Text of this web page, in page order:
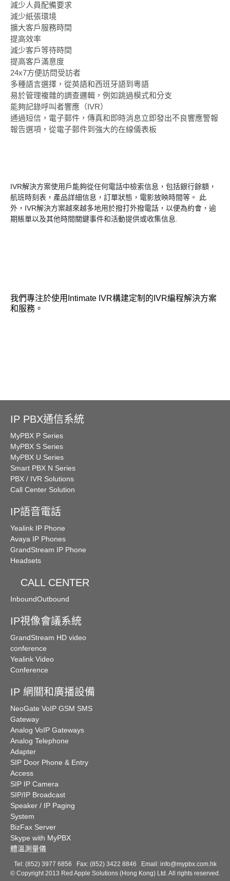
減少人員配備要求
減少紙張環境
擴大客戶服務時間
提高效率
減少客戶等待時間
提高客戶滿意度
24x7方便訪問受訪者
多種語言選擇，從英語和西班牙語到粵語
易於管理複雜的調查邏輯，例如跳過模式和分支
能夠記錄呼叫者響應（IVR）
通過短信，電子郵件，傳真和即時消息立即發出不良響應警報
報告選項，從電子郵件到強大的在線儀表板
IVR解決方案使用戶能夠從任何電話中檢索信息，包括銀行餘額，
航班時刻表，產品詳細信息，訂單狀態，電影放映時間等。 此
外，IVR解決方案越來越多地用於撥打外撥電話，以便為約會，逾
期賬單以及其他時間關鍵事件和活動提供或收集信息.
我們專注於使用Intimate IVR構建定制的IVR編程解決方案
和服務。
IP PBX通信系統
MyPBX P Series
MyPBX S Series
MyPBX U Series
Smart PBX N Series
PBX / IVR Solutions
Call Center Solution
IP語音電話
Yealink IP Phone
Avaya IP Phones
GrandStream IP Phone
Headsets
CALL CENTER
InboundOutbound
IP視像會議系統
GrandStream HD video
conference
Yealink Video
Conference
IP 網關和廣播設備
NeoGate VoIP GSM SMS
Gateway
Analog VoIP Gateways
Analog Telephone
Adapter
SIP Door Phone & Entry
Access
SIP IP Camera
SIP/IP Broadcast
Speaker / IP Paging
System
BizFax Server
Skype with MyPBX
體溫測量儀
Tel: (852) 3977 6856 Fax: (852) 3422 8846 Email: info@mypbx.com.hk
© Copyright 2013 Red Apple Solutions (Hong Kong) Ltd. All rights reserved.